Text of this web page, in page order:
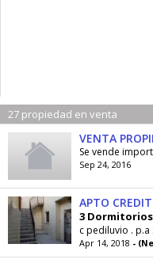
27 propiedad en venta
Se vende
Sep 24, 2016
3
c pediluvio . p.a
Apr 14, 2018 -